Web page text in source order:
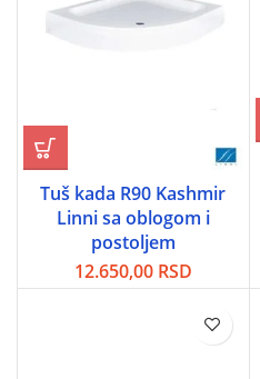
Tuš kada R90 Kashmir
Linni sa oblogom i
postoljem
12.650,00 RSD